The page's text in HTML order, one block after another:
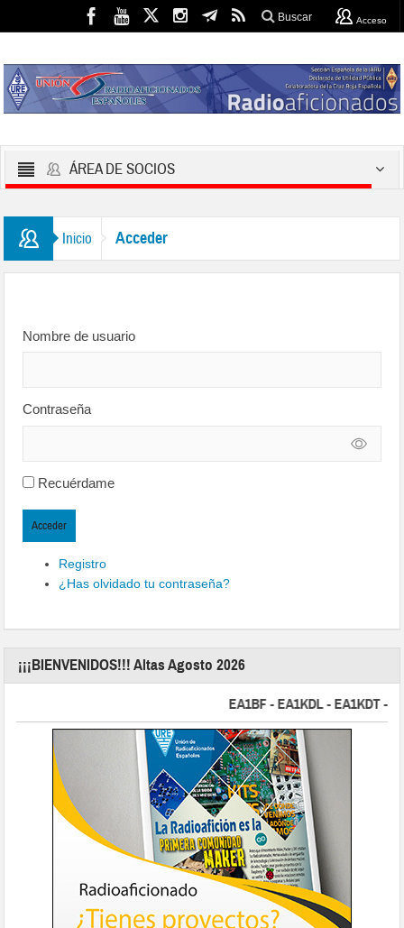
Buscar Acceso
ÁREA DE SOCIOS
Inicio Acceder
Nombre de usuario
Contraseña
Recuérdame
Acceder
Registro
¿Has olvidado tu contraseña?
¡¡¡BIENVENIDOS!!! Altas Agosto 2026
EA1BF - EA1KDL - EA1KDT -